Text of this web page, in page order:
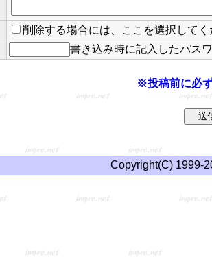
削除する場合には、ここを選択してく
書き込み時に記入したパス
※投稿前に必
Copyright(C) 1999-